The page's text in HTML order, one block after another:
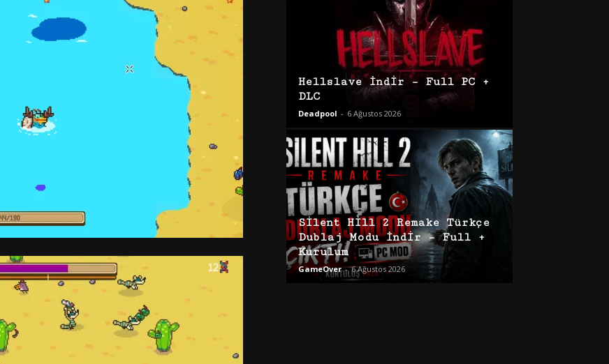
Hellslave İndir – Full PC +
DLC
Deadpool - 6 Ağustos 2026
Silent Hill 2 Remake Türkçe
Dublaj Modu İndir – Full +
Kurulum
GameOver - 6 Ağustos 2026